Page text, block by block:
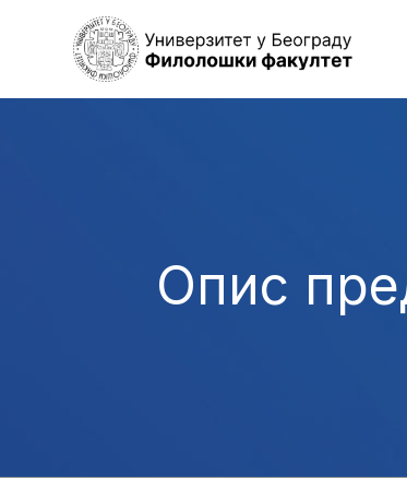
Опис